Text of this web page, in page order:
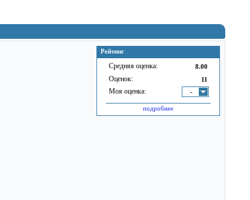
Рейтинг
Средняя оценка: 8.00
Оценок: 11
Моя оценка: -
подробнее